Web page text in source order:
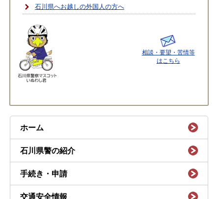
石川県へお越しの外国人の方へ
相談・要望・苦情等
はこちら
ホーム
石川県警の紹介
手続き・申請
交通安全情報